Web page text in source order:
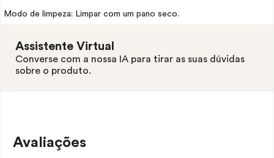
Modo de limpeza: Limpar com um pano seco.
Assistente Virtual
Converse com a nossa IA para tirar as suas dúvidas
sobre o produto.
Avaliações